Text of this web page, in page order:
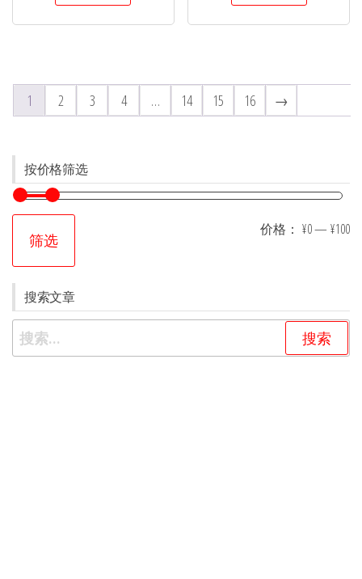
1 2 3 4 … 14 15 16 →
按价格筛选
筛选
价格： ¥0— ¥100
搜索文章